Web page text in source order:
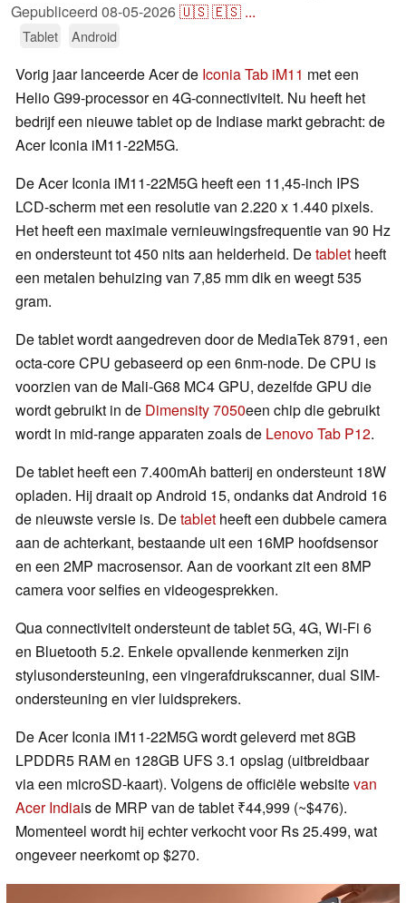
Gepubliceerd 08-05-2026🇺🇸🇪🇸 ...
Tablet Android
Vorig jaar lanceerde Acer de Iconia Tab iM11 met een
Helio G99-processor en 4G-connectiviteit. Nu heeft het
bedrijf een nieuwe tablet op de Indiase markt gebracht: de
Acer Iconia iM11-22M5G.
De Acer Iconia iM11-22M5G heeft een 11,45-inch IPS
LCD-scherm met een resolutie van 2.220 x 1.440 pixels.
Het heeft een maximale vernieuwingsfrequentie van 90 Hz
en ondersteunt tot 450 nits aan helderheid. Detablet heeft
een metalen behuizing van 7,85 mm dik en weegt 535
gram.
De tablet wordt aangedreven door de MediaTek 8791, een
octa-core CPU gebaseerd op een 6nm-node. De CPU is
voorzien van de Mali-G68 MC4 GPU, dezelfde GPU die
wordt gebruikt in de Dimensity 7050een chip die gebruikt
wordt in mid-range apparaten zoals de Lenovo Tab P12.
De tablet heeft een 7.400mAh batterij en ondersteunt 18W
opladen. Hij draait op Android 15, ondanks dat Android 16
de nieuwste versie is. Detablet heeft een dubbele camera
aan de achterkant, bestaande uit een 16MP hoofdsensor
en een 2MP macrosensor. Aan de voorkant zit een 8MP
camera voor selfies en videogesprekken.
Qua connectiviteit ondersteunt de tablet 5G, 4G, Wi-Fi 6
en Bluetooth 5.2. Enkele opvallende kenmerken zijn
stylusondersteuning, een vingerafdrukscanner, dual SIM-
ondersteuning en vier luidsprekers.
De Acer Iconia iM11-22M5G wordt geleverd met 8GB
LPDDR5 RAM en 128GB UFS 3.1 opslag (uitbreidbaar
via een microSD-kaart). Volgens de officiële websitevan
Acer Indiais de MRP van de tablet ₹44,999 (~$476).
Momenteel wordt hij echter verkocht voor Rs 25.499, wat
ongeveer neerkomt op $270.